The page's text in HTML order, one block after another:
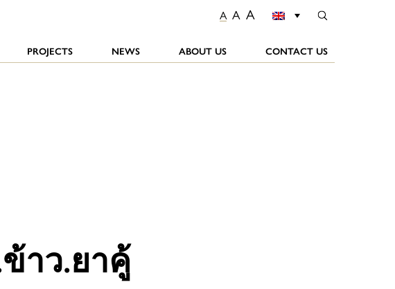
A A A
CONTACT US
ABOUT US
NEWS
PROJECTS
าว.ยาคู้